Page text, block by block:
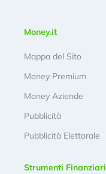
Money.it
Mappa del Sito
Money Premium
Money Aziende
Pubblicità
Pubblicità Elettorale
Strumenti Finanziari